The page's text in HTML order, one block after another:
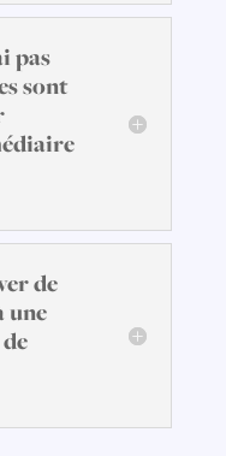
pas
sont
de
une